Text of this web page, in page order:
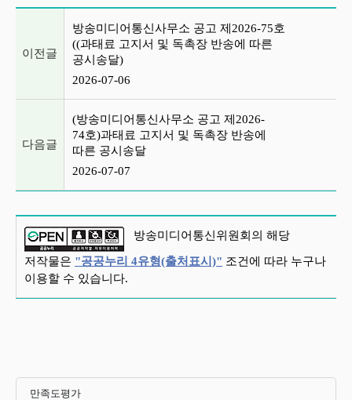
이전글
방송미디어통신사무소 공고 제2026-75호
((과태료 고지서 및 독촉장 반송에 따른
공시송달)
2026-07-06
다음글
(방송미디어통신사무소 공고 제2026-
74호)과태료 고지서 및 독촉장 반송에
따른 공시송달
2026-07-07
방송미디어통신위원회의 해당
저작물은 "공공누리 4유형(출처표시)" 조건에 따라 누구나
이용할 수 있습니다.
만족도평가